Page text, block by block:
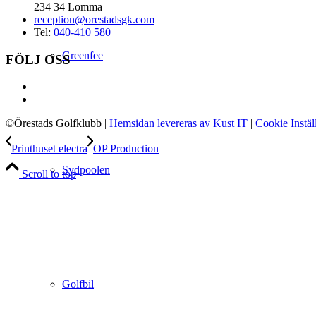
Greenfee
Sydpoolen
Golfbil
234 34 Lomma
reception@orestadsgk.com
Tel: 040-410 580
FÖLJ OSS
©Örestads Golfklubb | Hemsidan levereras av Kust IT | Cookie
Printhuset electra OP Production
Scroll to top